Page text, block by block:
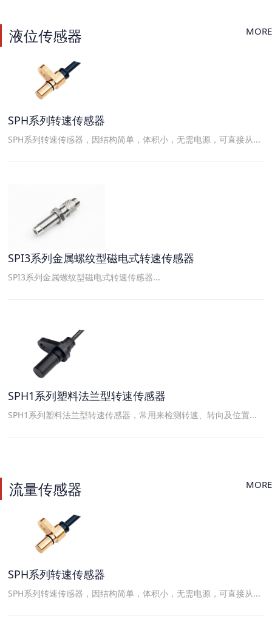
液位传感器 MORE
SPH系列转速传感器
SPH系列转速传感器，因结构简单，体积小，无需电源，可直接从...
SPI3系列金属螺纹型磁电式转速传感器
SPI3系列金属螺纹型磁电式转速传感器...
SPH1系列塑料法兰型转速传感器
SPH1系列塑料法兰型转速传感器，常用来检测转速、转向及位置...
流量传感器 MORE
SPH系列转速传感器
SPH系列转速传感器，因结构简单，体积小，无需电源，可直接从...